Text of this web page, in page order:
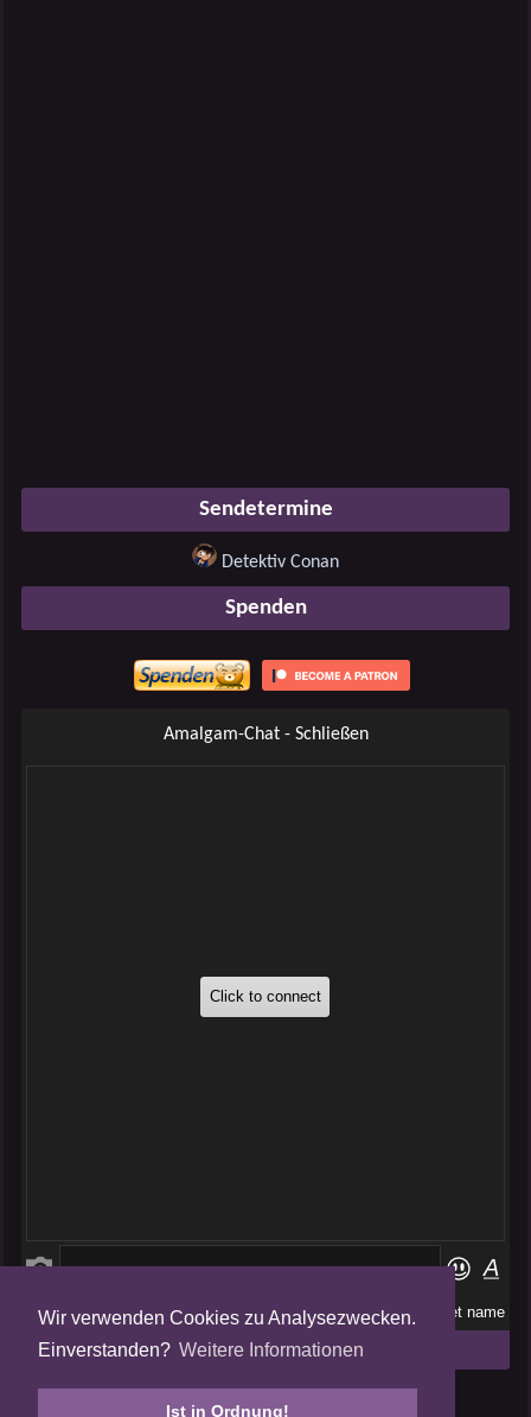
Wir verwenden Cookies zu Analysezwecken.
Einverstanden? Weitere Informationen
Ist in Ordnung!
Sendetermine
Detektiv Conan
Spenden
Amalgam-Chat - Schließen
Folge uns auf
Tweets by AmalgamFansubs